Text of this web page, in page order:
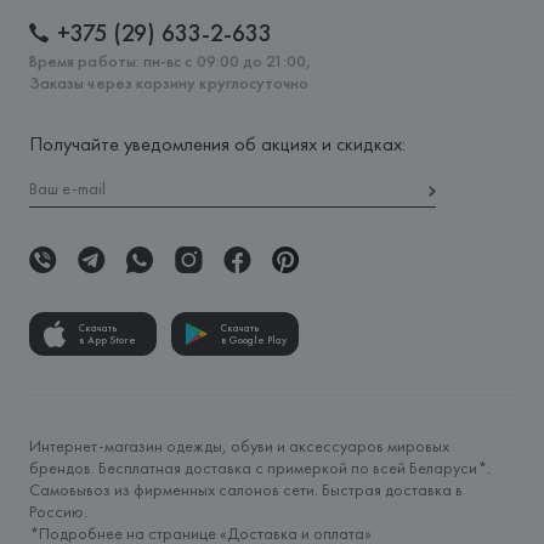
+375 (29) 633-2-633
Время работы: пн-вс с 09:00 до 21:00,
Заказы через корзину круглосуточно
Получайте уведомления об акциях и скидках:
Скачать
в App Store
Скачать
в Google Play
Интернет-магазин одежды, обуви и аксессуаров мировых
брендов. Бесплатная доставка с примеркой по всей Беларуси*.
Самовывоз из фирменных салонов сети. Быстрая доставка в
Россию.
*Подробнее на странице «Доставка и оплата»